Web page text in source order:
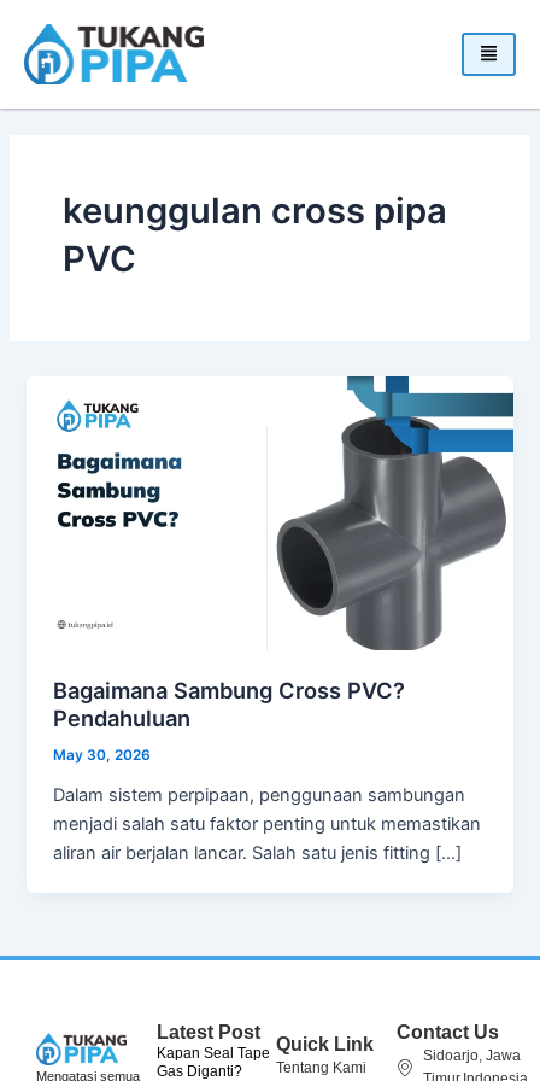
content
keunggulan cross pipa
PVC
Bagaimana Sambung Cross PVC?
Pendahuluan
May 30, 2026
Dalam sistem perpipaan, penggunaan sambungan
menjadi salah satu faktor penting untuk memastikan
aliran air berjalan lancar. Salah satu jenis fitting […]
Mengatasi semua
Latest Post
Kapan Seal Tape
Gas Diganti?
Quick Link
Tentang Kami
Contact Us
Sidoarjo, Jawa